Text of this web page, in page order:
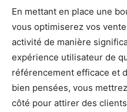
En mettant en place une
vous optimiserez vos
activité de manière
expérience utilisateur de
référencement efficace et
bien pensées, vous
côté pour attirer des